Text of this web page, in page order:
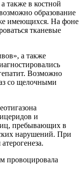
также в костной
образование
имеющихся. На фоне
тканевые
а также
Возможно
со щелочными
и
пребывающих в
нарушений. При
провоцировала